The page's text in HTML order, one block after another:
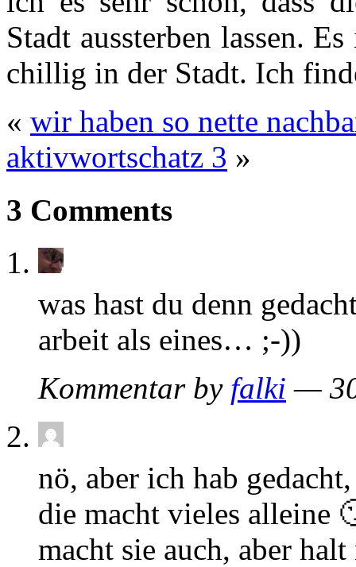
Stadt aussterben lassen.
chillig in der Stadt. Ich
« wir haben so nette
aktivwortschatz 3 »
3 Comments
was hast du denn
arbeit als eines… ;-))
Kommentar by falki —
nö, aber ich hab
die macht vieles alleine
macht sie auch, aber